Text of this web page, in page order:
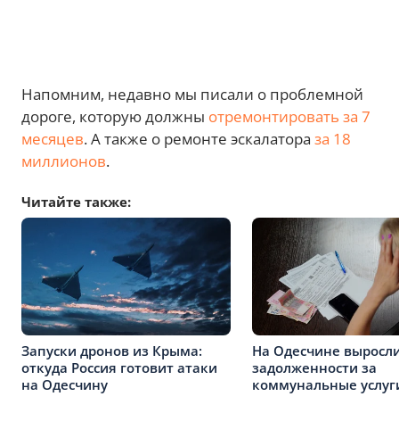
Напомним, недавно мы писали о проблемной
дороге, которую должны отремонтировать за 7
месяцев. А также о ремонте эскалатора за 18
миллионов.
Читайте также:
Запуски дронов из Крыма:
откуда Россия готовит атаки
на Одесчину
На Одесчине
задолженности за
коммунальные